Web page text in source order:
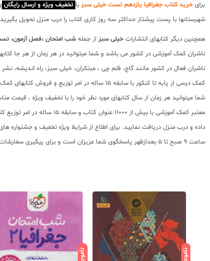
برای خرید کتاب جغرافیا یازدهم تست خیلی سبز با تخفیف ویژه و ارسال رایگان
شهرستانها با پست پیشتاز حداکثر سه روز کاری کتاب را درب منزل تحویل
همچنین دیگر کتابهای انتشارات خیلی سبز از جمله شب امتحان ،فصل آزمون،
ناشران کمک آموزشی در کشور می باشد و شما میتوانید در هر زمان از هر جا
ناشران فعال در کشور مانند گاج، قلم چی ، مبتکران، خیلی سبز، راه
کمک درسی از پایه تا کنکور با سابقه 15 ساله در امر توزیع و فروش کتابهای کمک آموزشی و کودک و نوجوان در سراسر کشور آماده ارسال سفارشات شما میباشد.
شما میتوانید هر زمان از سال کتابهای مورد نظر خود را با تخفیف ویژه ،
معتبر کمک آموزشی با
ساعت 9 صبح تا 5 بعدازظهر پاسخگوی شما عزیزان است و برای پیگیری سفارشات شهرستانها میتوانید با مراجعه به سایت رهگیری مرسولات پستی از موقعیت بسته سفارشات خود اطلاع پیدا کنید.